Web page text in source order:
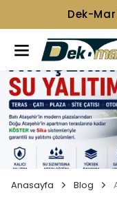
Anasayfa Blog